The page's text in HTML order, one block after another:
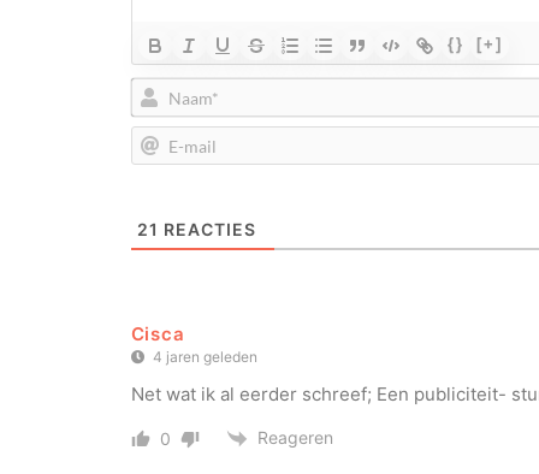
{} [+]
21 REACTIES
Cisca
4 jaren geleden
Net wat ik al eerder schreef; Een publiciteit-
0 Reageren